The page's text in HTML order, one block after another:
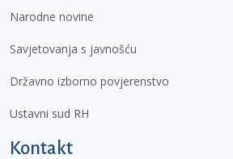
Narodne novine
Savjetovanja s javnošću
Državno izborno povjerenstvo
Ustavni sud RH
Kontakt